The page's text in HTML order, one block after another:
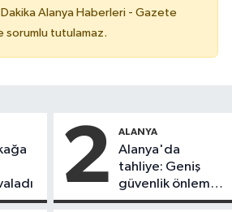
Alanya Haberleri - Gazete
sorumlu tutulamaz.
2 ALANYA
Alanya'da
tahliye: Geniş
güvenlik önlemi
alındı